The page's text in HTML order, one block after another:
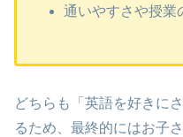
通いやすさや授業
どちらも「英語を好きに
るため、最終的にはお子